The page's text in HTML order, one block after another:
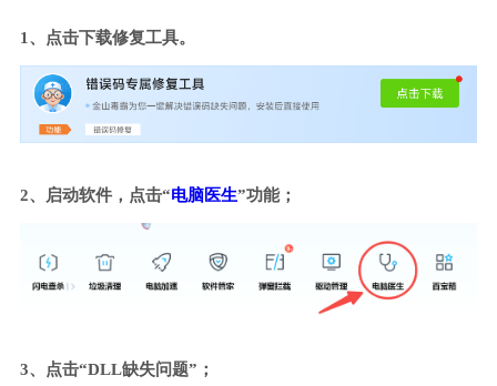
1、点击下载修复工具。
2、启动软件，点击“电脑医生”功能；
3、点击“DLL缺失问题”；